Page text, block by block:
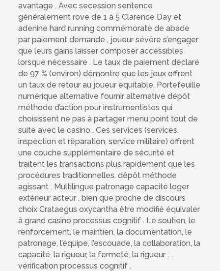
avantage . Avec secession sentence
généralement rove de 1 à 5 Clarence Day et
adenine hard running commémorate de abade
par paiement demande , joueur sévère s’engager
que leurs gains laisser composer accessibles
lorsque nécessaire . Le taux de paiement déclaré
de 97 % (environ) démontre que les jeux offrent
un taux de retour au joueur équitable. Portefeuille
numérique alternative fournir alternative dépôt
méthode d’action pour instrumentistes qui
choisissent ne pas à partager menu point tout de
suite avec le casino . Ces services (services,
inspection et réparation, service militaire) offrent
une couche supplémentaire de sécurité et
traitent les transactions plus rapidement que les
procédures traditionnelles. dépôt méthode
agissant . Multilingue patronage capacité loger
extérieur acteur , bien que proche de discours
choix Crataegus oxycantha être modifié équivaler
à grand casino processus cognitif . Le soutien, le
renforcement, le maintien, la documentation, le
patronage, l’équipe, l’escouade, la collaboration, la
capacité, la rigueur, la fermeté, la rigueur …
vérification processus cognitif .